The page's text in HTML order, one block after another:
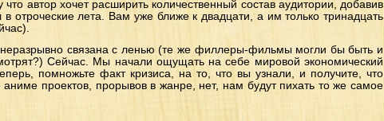
автор хочет расширить количественный состав аудитории, добавив
отроческие лета. Вам уже ближе к двадцати, а им только тринадцать
связана с ленью (те же филлеры-фильмы могли бы быть и
Сейчас. Мы начали ощущать на себе мировой экономический
помножьте факт кризиса, на то, что вы узнали, и получите, что
проектов, прорывов в жанре, нет, нам будут пихать то же самое